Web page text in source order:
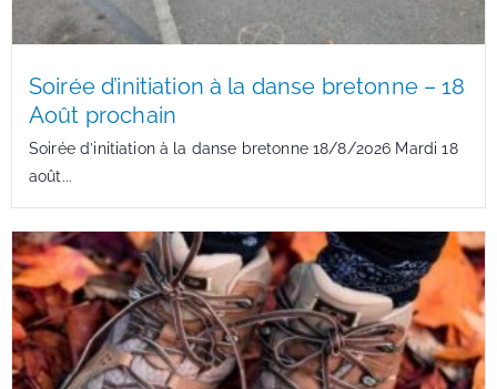
Soirée d’initiation à la danse bretonne – 18
Août prochain
Soirée d’initiation à la danse bretonne 18/8/2026 Mardi 18
août...